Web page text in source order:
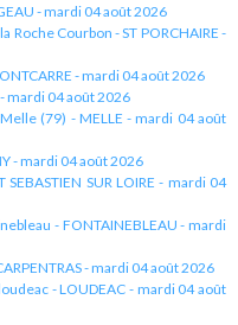
- mardi 04 août 2026
Roche Courbon - ST PORCHAIRE -
- mardi 04 août 2026
mardi 04 août 2026
(79) - MELLE - mardi 04 août
- mardi 04 août 2026
SUR LOIRE - mardi 04
- FONTAINEBLEAU - mardi
- mardi 04 août 2026
- LOUDEAC - mardi 04 août